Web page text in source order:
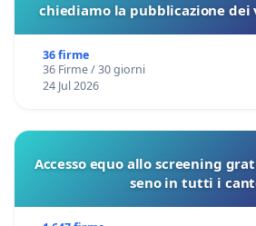
chiediamo la pubblicazione dei
36 firme
36 Firme / 30 giorni
24 Jul 2026
Accesso equo allo screening
seno in tutti i